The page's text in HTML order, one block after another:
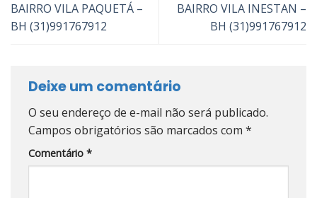
BAIRRO VILA PAQUETÁ –
BH (31)991767912
BAIRRO VILA INESTAN –
BH (31)991767912
Deixe um comentário
O seu endereço de e-mail não será publicado.
Campos obrigatórios são marcados com *
Comentário *